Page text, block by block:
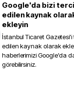
Google'da bizi
edilen kaynak
ekleyin
İstanbul Ticaret Gazetesi'i
edilen kaynak olarak
haberlerimizi Google'da
görebilirsiniz.